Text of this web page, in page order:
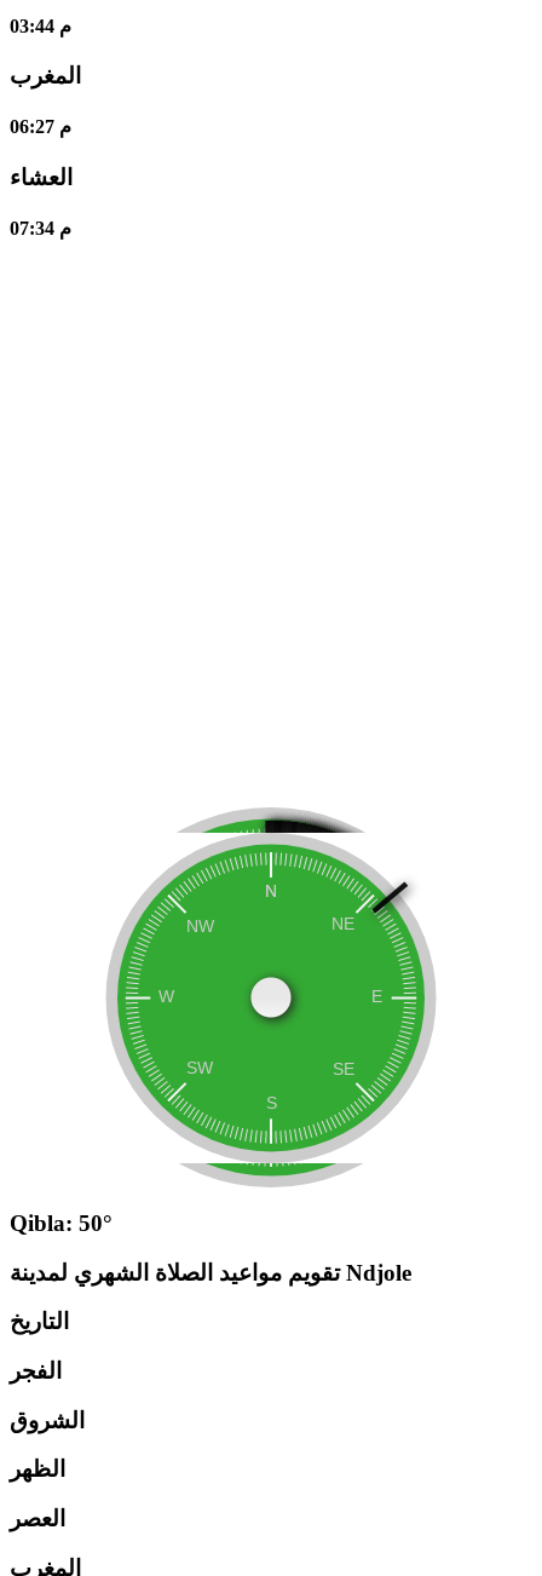
03:44 م
المغرب
06:27 م
العشاء
07:34 م
Qibla: 50°
تقويم مواعيد الصلاة الشهري لمدينة Ndjole
التاريخ
الفجر
الشروق
الظهر
العصر
المغرب